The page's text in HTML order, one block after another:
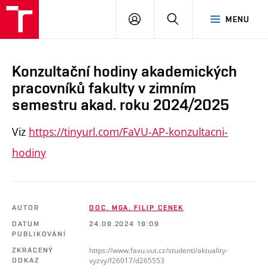
MENU
PŘIHLÁSIT
Konzultační hodiny akademických
pracovníků fakulty v zimním
semestru akad. roku 2024/2025
Viz https://tinyurl.com/FaVU-AP-konzultacni-
hodiny
AUTOR
DOC. MGA. FILIP CENEK
DATUM
PUBLIKOVÁNÍ
24.09.2024 19:09
ZKRÁCENÝ
ODKAZ
https://www.favu.vut.cz/studenti/aktuality-
vyzvy/f26017/d265553